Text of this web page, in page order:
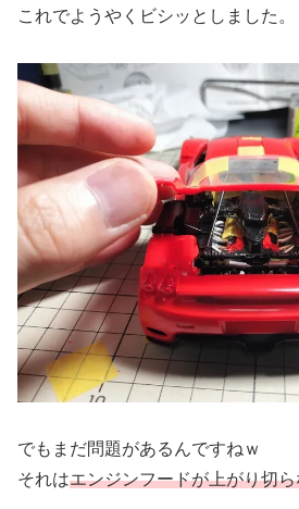
これでようやくビシッとしました。
でもまだ問題があるんですねｗ
それはエンジンフードが上がり切